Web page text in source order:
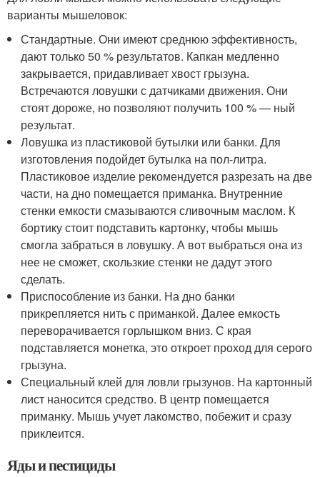
варианты мышеловок:
Стандартные. Они имеют среднюю эффективность,
дают только 50 % результатов. Капкан медленно
закрывается, придавливает хвост грызуна.
Встречаются ловушки с датчиками движения. Они
стоят дороже, но позволяют получить 100 % — ный
результат.
Ловушка из пластиковой бутылки или банки. Для
изготовления подойдет бутылка на пол-литра.
Пластиковое изделие рекомендуется разрезать на две
части, на дно помещается приманка. Внутренние
стенки емкости смазываются сливочным маслом. К
бортику стоит подставить картонку, чтобы мышь
смогла забраться в ловушку. А вот выбраться она из
нее не сможет, скользкие стенки не дадут этого
сделать.
Приспособление из банки. На дно банки
прикрепляется нить с приманкой. Далее емкость
переворачивается горлышком вниз. С края
подставляется монетка, это откроет проход для серого
грызуна.
Специальный клей для ловли грызунов. На картонный
лист наносится средство. В центр помещается
приманку. Мышь учует лакомство, побежит и сразу
приклеится.
Яды и пестициды